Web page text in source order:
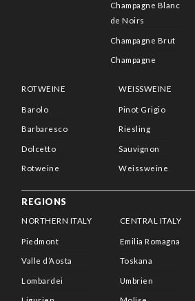
Champagne Blanc
de Noirs
Champagne Brut
Champagne
ROTWEINE
Barolo
Barbaresco
Dolcetto
Rotweine
WEISSWEINE
Pinot Grigio
Riesling
Sauvignon
Weissweine
REGIONS
NORTHERN ITALY
Piedmont
Valle d’Aosta
Lombardei
CENTRAL ITALY
Emilia Romagna
Toskana
Umbrien